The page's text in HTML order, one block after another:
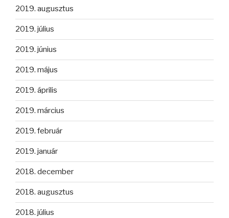
2019. augusztus
2019. július
2019. június
2019. május
2019. április
2019. március
2019. február
2019. január
2018. december
2018. augusztus
2018. július